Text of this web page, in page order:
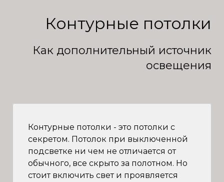
Контурные потолки
Как дополнительный источник
освещения
Контурные потолки - это потолки с
секретом. Потолок при выключенной
подсветке ни чем не отличается от
обычного, все скрыто за полотном. Но
стоит включить свет и проявляется